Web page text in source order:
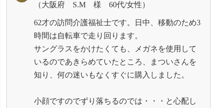
大阪府 S.M 様 60代/女性
62才の訪問介護福祉士です。日中、移動のため3
時間は自転車で走り回ります。
サングラスをかけたくても、メガネを使用して
いるのであきらめていたところ、まついさんを
知り、何の迷いもなくすぐに購入しました。
小顔ですのでずり落ちるのでは・・・と心配し